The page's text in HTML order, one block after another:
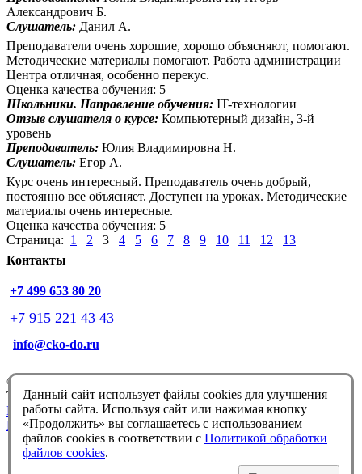
Александрович Б.
Слушатель: Данил А.
Преподаватели очень хорошие, хорошо объясняют, помогают.
Методические материалы помогают. Работа администрации
Центра отличная, особенно перекус.
Оценка качества обучения: 5
Школьники. Направление обучения: IT-технологии
Отзыв слушателя о курсе: Компьютерный дизайн, 3-й
уровень
Преподаватель: Юлия Владимировна Н.
Слушатель: Егор А.
Курс очень интересный. Преподаватель очень добрый,
постоянно все объясняет. Доступен на уроках. Методические
материалы очень интересные.
Оценка качества обучения: 5
Страница: 1 2 3 4 5 6 7 8 9 10 11 12
13
Контакты
+7 499 653 80 20
+7 915 221 43 43
info@cko-do.ru
© Немцова Т.И. 1998-2026
Техподдержка:info@cko-do.ru
Политика конфиденциальности
Политика обработки файлов cookies
Данный сайт использует файлы cookies для улучшения
работы сайта. Используя сайт или нажимая кнопку
«Продолжить» вы соглашаетесь с использованием
файлов cookies в соответствии с Политикой обработки
файлов cookies.